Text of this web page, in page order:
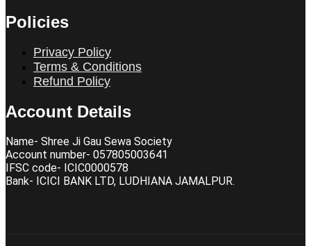
Policies
Privacy Policy
Terms & Conditions
Refund Policy
Account Details
Name- Shree Ji Gau Sewa Society
Account number- 057805003641
IFSC code- ICIC0000578
Bank- ICICI BANK LTD, LUDHIANA JAMALPUR.